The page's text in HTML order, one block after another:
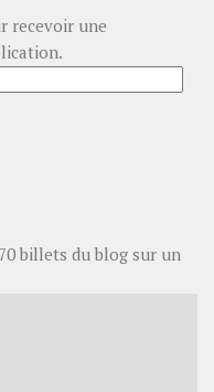
recevoir une
billets du blog sur un